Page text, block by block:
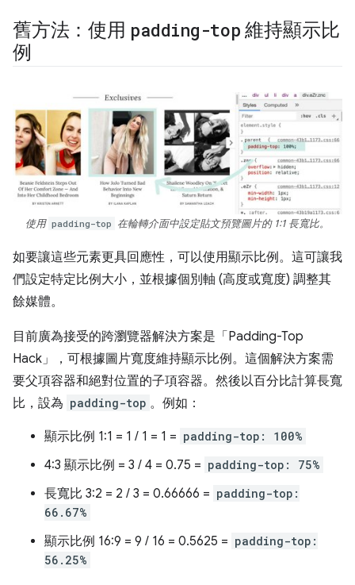
舊方法：使用 padding-top 維持顯示比
例
使用 padding-top 在輪轉介面中設定貼文預覽圖片的 1:1 長寬比。
如要讓這些元素更具回應性，可以使用顯示比例。這可讓我
們設定特定比例大小，並根據個別軸 (高度或寬度) 調整其
餘媒體。
目前廣為接受的跨瀏覽器解決方案是「Padding-Top
Hack」，可根據圖片寬度維持顯示比例。這個解決方案需
要父項容器和絕對位置的子項容器。然後以百分比計算長寬
比，設為 padding-top 。例如：
顯示比例 1:1 = 1 / 1 = 1 = padding-top: 100%
4:3 顯示比例 = 3 / 4 = 0.75 = padding-top: 75%
長寬比 3:2 = 2 / 3 = 0.66666 = padding-top:
66.67%
顯示比例 16:9 = 9 / 16 = 0.5625 = padding-top:
56.25%